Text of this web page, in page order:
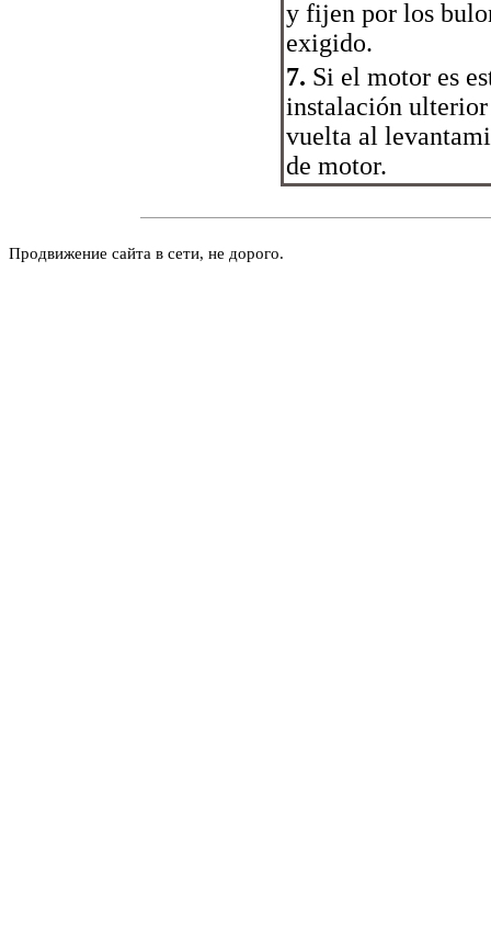
y fijen por los
exigido.
7. Si el motor es
instalación ulterior
vuelta al
de motor.
Продвижение сайта в сети, не дорого.